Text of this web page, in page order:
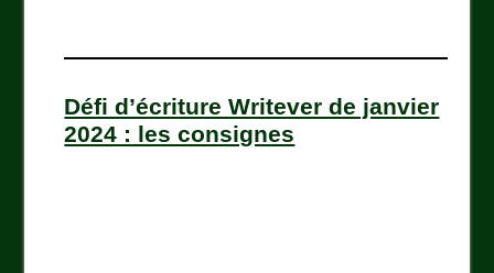
Défi d’écriture Writever de janvier
2024 : les consignes